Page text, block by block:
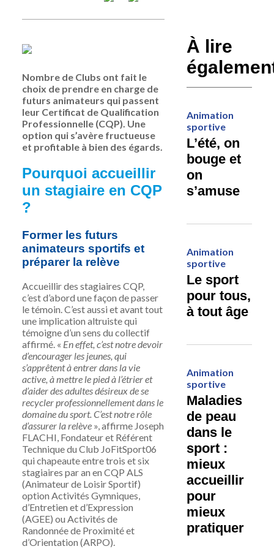
Nombre de Clubs ont fait le
choix de prendre en charge de
futurs animateurs qui passent
leur Certificat de Qualification
Professionnelle (CQP). Une
option qui s’avère fructueuse
et profitable à bien des égards.
Pourquoi accueillir
un stagiaire en CQP
?
Former les futurs
animateurs sportifs et
préparer la relève
Accueillir des stagiaires CQP,
c’est d’abord une façon de passer
le témoin. C’est aussi et avant tout
une implication altruiste qui
témoigne d’un sens du collectif
affirmé. « En effet, c’est notre devoir
d’encourager les jeunes, qui
s’apprêtent à entrer dans la vie
active, à mettre le pied à l’étrier et
d’aider des adultes désireux de se
recycler professionnellement dans le
domaine du sport. C’est notre rôle
d’assurer la relève», affirme Joseph
FLACHI, Fondateur et Référent
Technique du Club JoFitSport06
qui chapeaute entre trois et six
stagiaires par an en CQP ALS
(Animateur de Loisir Sportif)
option Activités Gymniques,
d’Entretien et d’Expression
(AGEE) ou Activités de
Randonnée de Proximité et
d’Orientation (ARPO).
À lire
Animation
sportive
L’été, on
bouge et
on
s’amuse
Animation
sportive
Le sport
pour tous,
à tout âge
Animation
sportive
Maladies
de peau
dans le
sport :
mieux
accueillir
pour
mieux
pratiquer